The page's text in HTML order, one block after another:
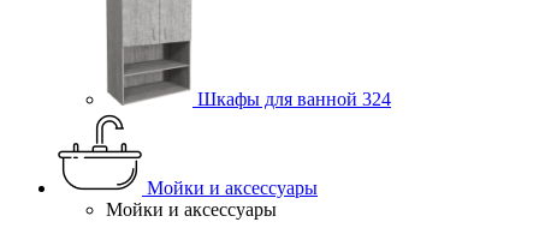
Шкафы для ванной 324
Мойки и аксессуары
Мойки и аксессуары